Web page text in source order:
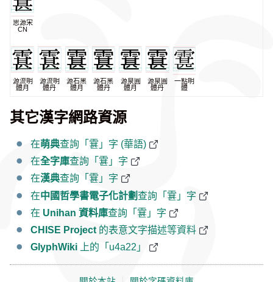
思源宋
CN
源流明
體月
源流明
體丹
源石黑
體月
源石黑
體丹
源泉圓
體月
源泉圓
體丹
一點明
體
其它漢字網路資源
在萌典查詢「䨢」字 (華語)
在全字庫查詢「䨢」字
在漢典查詢「䨢」字
在中國哲學書電子化計劃查詢「䨢」字
在 Unihan 資料庫查詢「䨢」字
CHISE Project 的表意文字描述等資料
GlyphWiki 上的「u4a22」